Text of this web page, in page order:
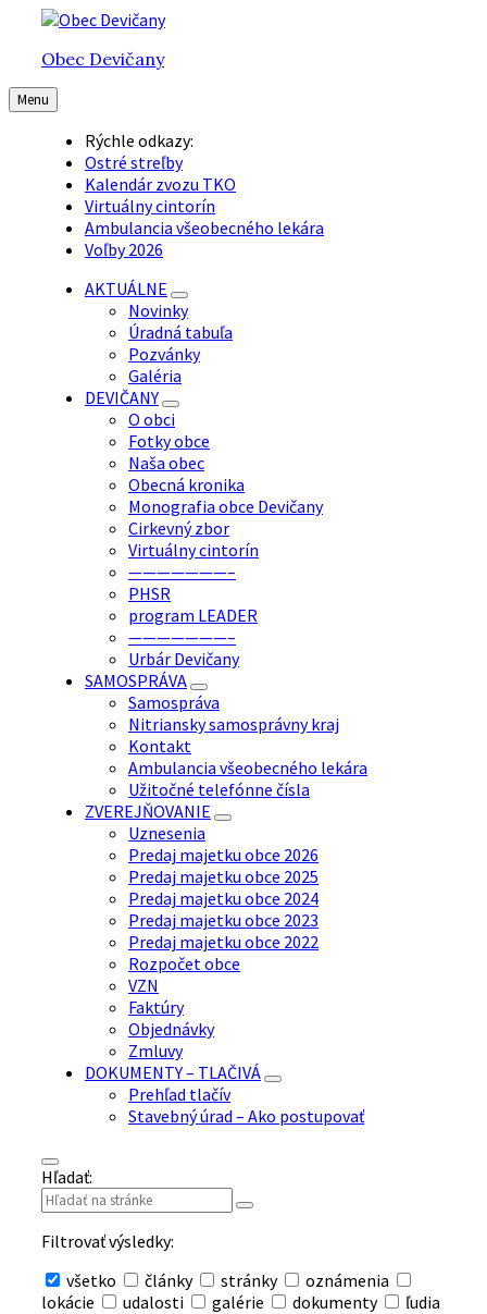
Preskočiť
obsah
Preskočiť
hlavnú
navigáciu
Preskočiť
pätičkuObec Devičany
Menu
Rýchle odkazy:
Ostré streľby
Kalendár zvozu TKO
Virtuálny cintorín
Ambulancia všeobecného lekára
Voľby 2026
AKTUÁLNE
Novinky
Úradná tabuľa
Pozvánky
Galéria
DEVIČANY
O obci
Fotky obce
Naša obec
Obecná kronika
Monografia obce Devičany
Cirkevný zbor
Virtuálny cintorín
———————–
PHSR
program LEADER
———————–
Urbár Devičany
SAMOSPRÁVA
Samospráva
Nitriansky samosprávny kraj
Kontakt
Ambulancia všeobecného lekára
Užitočné telefónne čísla
ZVEREJŇOVANIE
Uznesenia
Predaj majetku obce 2026
Predaj majetku obce 2025
Predaj majetku obce 2024
Predaj majetku obce 2023
Predaj majetku obce 2022
Rozpočet obce
VZN
Faktúry
Objednávky
Zmluvy
DOKUMENTY – TLAČIVÁ
Prehľad tlačív
Stavebný úrad – Ako postupovať
Hľadať:
Filtrovať výsledky:
všetko
články stránky
oznámenia
lokácie
udalosti galérie dokumenty ľudia